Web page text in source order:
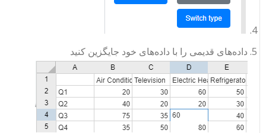
داده‌های قدیمی را با داده‌های خود جایگزین کنید